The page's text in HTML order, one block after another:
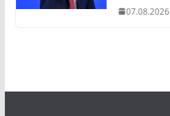
07.08.2026